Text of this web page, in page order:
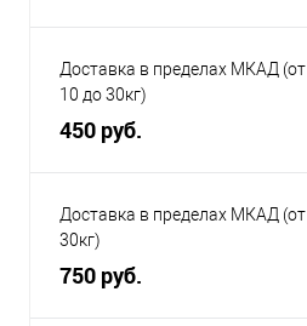
Доставка в пределах МКАД (от
10 до 30кг)
450 руб.
Доставка в пределах МКАД (от
30кг)
750 руб.